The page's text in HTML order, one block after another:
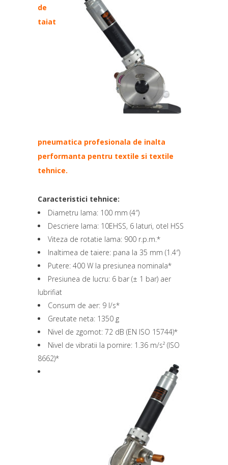
de
taiat
pneumatica profesionala de inalta
performanta pentru textile si textile
tehnice.
Caracteristici tehnice:
Diametru lama: 100 mm (4″)
Descriere lama: 10EHSS, 6 laturi, otel HSS
Viteza de rotatie lama: 900 r.p.m.*
Inaltimea de taiere: pana la 35 mm (1.4″)
Putere: 400 W la presiunea nominala*
Presiunea de lucru: 6 bar (± 1 bar) aer
lubrifiat
Consum de aer: 9 l/s*
Greutate neta: 1350 g
Nivel de zgomot: 72 dB (EN ISO 15744)*
Nivel de vibratii la pornire: 1.36 m/s² (ISO
8662)*